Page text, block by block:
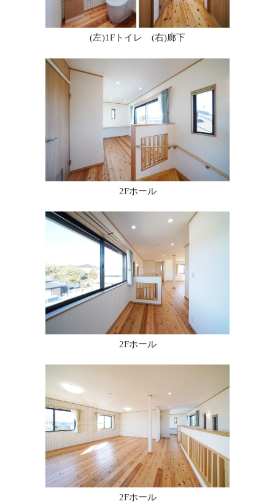
(左)1Fトイレ (右)廊下
2Fホール
2Fホール
2Fホール